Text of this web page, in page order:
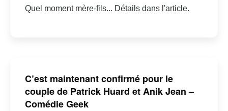
Quel moment mère-fils... Détails dans l'article.
C’est maintenant confirmé pour le
couple de Patrick Huard et Anik Jean –
Comédie Geek